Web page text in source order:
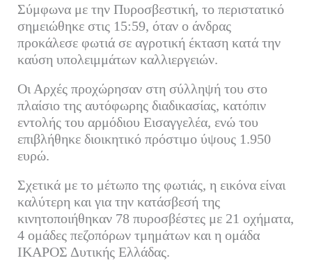
Σύμφωνα με την Πυροσβεστική, το περιστατικό
σημειώθηκε στις 15:59, όταν ο άνδρας
προκάλεσε φωτιά σε αγροτική έκταση κατά την
καύση υπολειμμάτων καλλιεργειών.
Οι Αρχές προχώρησαν στη σύλληψή του στο
πλαίσιο της αυτόφωρης διαδικασίας, κατόπιν
εντολής του αρμόδιου Εισαγγελέα, ενώ του
επιβλήθηκε διοικητικό πρόστιμο ύψους 1.950
ευρώ.
Σχετικά με το μέτωπο της φωτιάς, η εικόνα είναι
καλύτερη και για την κατάσβεσή της
κινητοποιήθηκαν 78 πυροσβέστες με 21 οχήματα,
4 ομάδες πεζοπόρων τμημάτων και η ομάδα
ΙΚΑΡΟΣ Δυτικής Ελλάδας.